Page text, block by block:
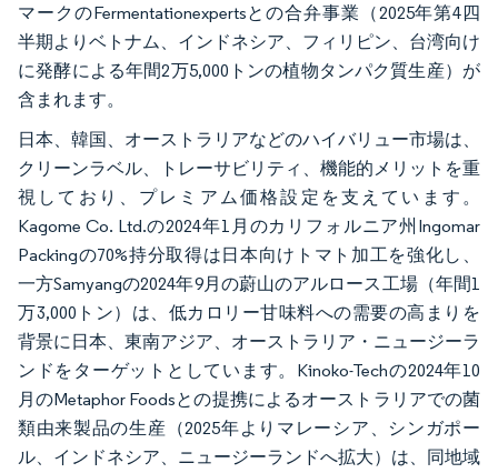
マークのFermentationexpertsとの合弁事業（2025年第4四
半期よりベトナム、インドネシア、フィリピン、台湾向け
に発酵による年間2万5,000トンの植物タンパク質生産）が
含まれます。
日本、韓国、オーストラリアなどのハイバリュー市場は、
クリーンラベル、トレーサビリティ、機能的メリットを重
視しており、プレミアム価格設定を支えています。
Kagome Co. Ltd.の2024年1月のカリフォルニア州Ingomar
Packingの70%持分取得は日本向けトマト加工を強化し、
一方Samyangの2024年9月の蔚山のアルロース工場（年間1
万3,000トン）は、低カロリー甘味料への需要の高まりを
背景に日本、東南アジア、オーストラリア・ニュージーラ
ンドをターゲットとしています。Kinoko-Techの2024年10
月のMetaphor Foodsとの提携によるオーストラリアでの菌
類由来製品の生産（2025年よりマレーシア、シンガポー
ル、インドネシア、ニュージーランドへ拡大）は、同地域